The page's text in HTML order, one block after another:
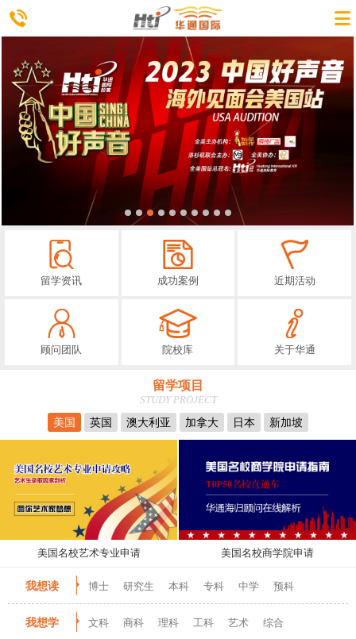
留学资讯 成功案例 近期活动
顾问团队 院校库 关于华通
留学项目
STUDY PROJECT
美国
英国 澳大利亚 加拿大 日本 新加坡
美国名校艺术专业申请 美国名校商学院申请
我想读 博士 研究生 本科 专科 中学 预科
我想学 文科 商科 理科 工科 艺术 综合